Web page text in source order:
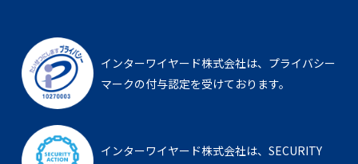
インターワイヤード株式会社は、 プライバシー
マークの付与認定を受けております。
インターワイヤード株式会社は、 SECURITY